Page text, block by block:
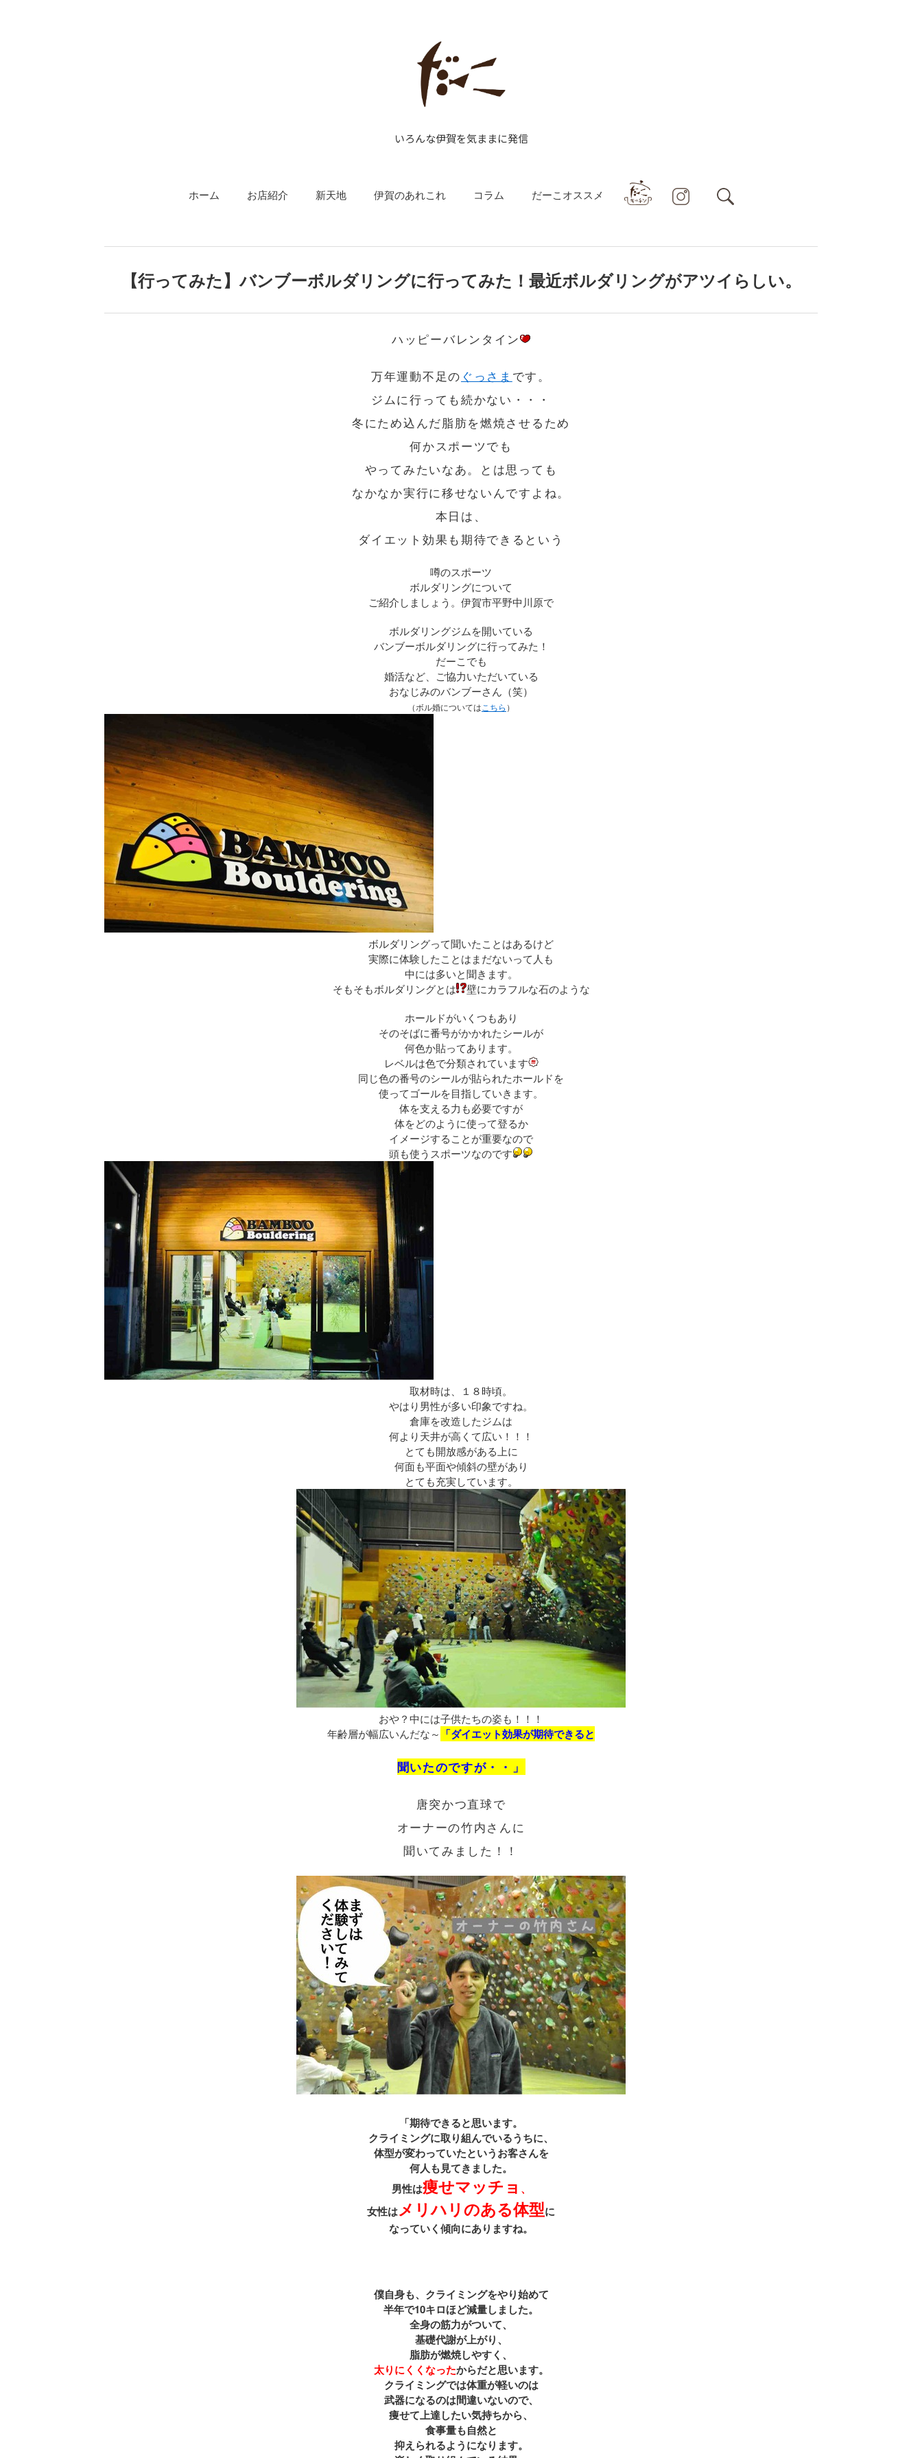
いろんな伊賀を気ままに発信
ホーム お店紹介 新天地 伊賀のあれこれ コラム だーこオススメ
【行ってみた】バンブーボルダリングに行ってみた！最近ボルダリングがアツイらしい。
ハッピーバレンタイン
万年運動不足の ぐっさま です。
ジムに行っても続かない・・・
冬にため込んだ脂肪を燃焼させるため
何かスポーツでも
やってみたいなあ。とは思っても
なかなか実行に移せないんですよね。
本日は、
ダイエット効果も期待できるという
噂のスポーツ
ボルダリングについて
ご紹介しましょう。伊賀市平野中川原で
ボルダリングジムを開いている
バンブーボルダリングに行ってみた！
だーこでも
婚活など、ご協力いただいている
おなじみのバンブーさん（笑）
（ボル婚については こちら ）
ボルダリングって聞いたことはあるけど
実際に体験したことはまだないって人も
中には多いと聞きます。
そもそもボルダリングとは
壁にカラフルな石のような
ホールドがいくつもあり
そのそばに番号がかかれたシールが
何色か貼ってあります。
レベルは色で分類されています
同じ色の番号のシールが貼られたホールドを
使ってゴールを目指していきます。
体を支える力も必要ですが
体をどのように使って登るか
イメージすることが重要なので
頭も使うスポーツなのです
取材時は、１８時頃。
やはり男性が多い印象ですね。
倉庫を改造したジムは
何より天井が高くて広い！！！
とても開放感がある上に
何面も平面や傾斜の壁があり
とても充実しています。
おや？中には子供たちの姿も！！！
年齢層が幅広いんだな～ 「ダイエット効果が期待できると
聞いたのですが・・」
唐突かつ直球で
オーナーの竹内さんに
聞いてみました！！
「期待できると思います。
クライミングに取り組んでいるうちに、
体型が変わっていたというお客さんを
何人も見てきました。
男性は痩せマッチョ 、
女性はメリハリのある体型に
なっていく傾向にありますね。
僕自身も、クライミングをやり始めて
半年で10キロほど減量しました。
全身の筋力がついて、
基礎代謝が上がり、
脂肪が燃焼しやすく、
太りにくくなったからだと思います。
クライミングでは体重が軽いのは
武器になるのは間違いないので、
痩せて上達したい気持ちから、
食事量も自然と
抑えられるようになります。